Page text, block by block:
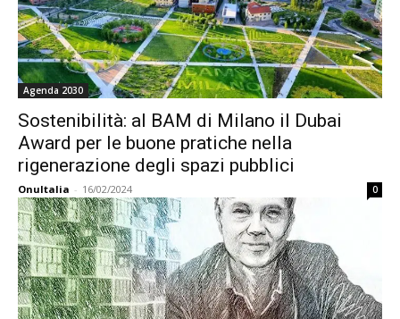
Agenda 2030
Sostenibilità: al BAM di Milano il Dubai
Award per le buone pratiche nella
rigenerazione degli spazi pubblici
OnuItalia - 16/02/2024 0